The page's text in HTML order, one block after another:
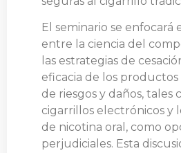
El seminario se enfocará
entre la ciencia del
las estrategias de
eficacia de los
de riesgos y daños, tales
cigarrillos electrónicos y
de nicotina oral, como
perjudiciales. Esta